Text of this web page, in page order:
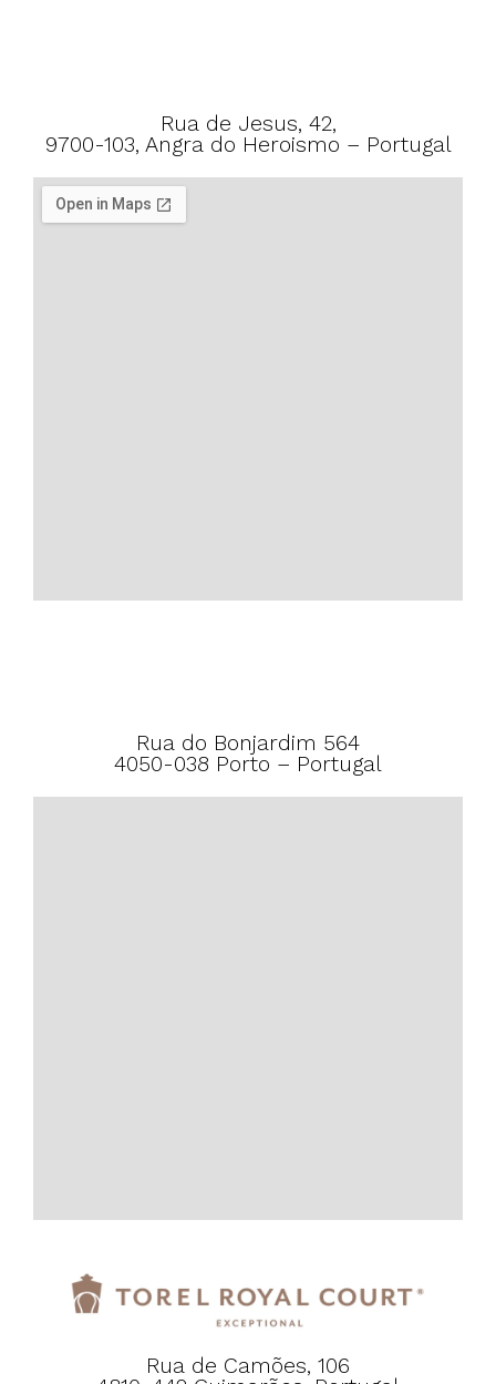
Rua de Jesus, 42,
9700-103, Angra do Heroismo – Portugal
Rua do Bonjardim 564
4050-038 Porto – Portugal
Rua de Camões, 106